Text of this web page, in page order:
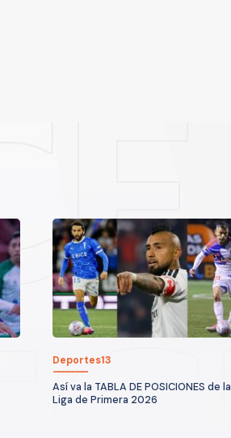
Deportes13
Así va la TABLA DE POSICIONES de la
Liga de Primera 2026